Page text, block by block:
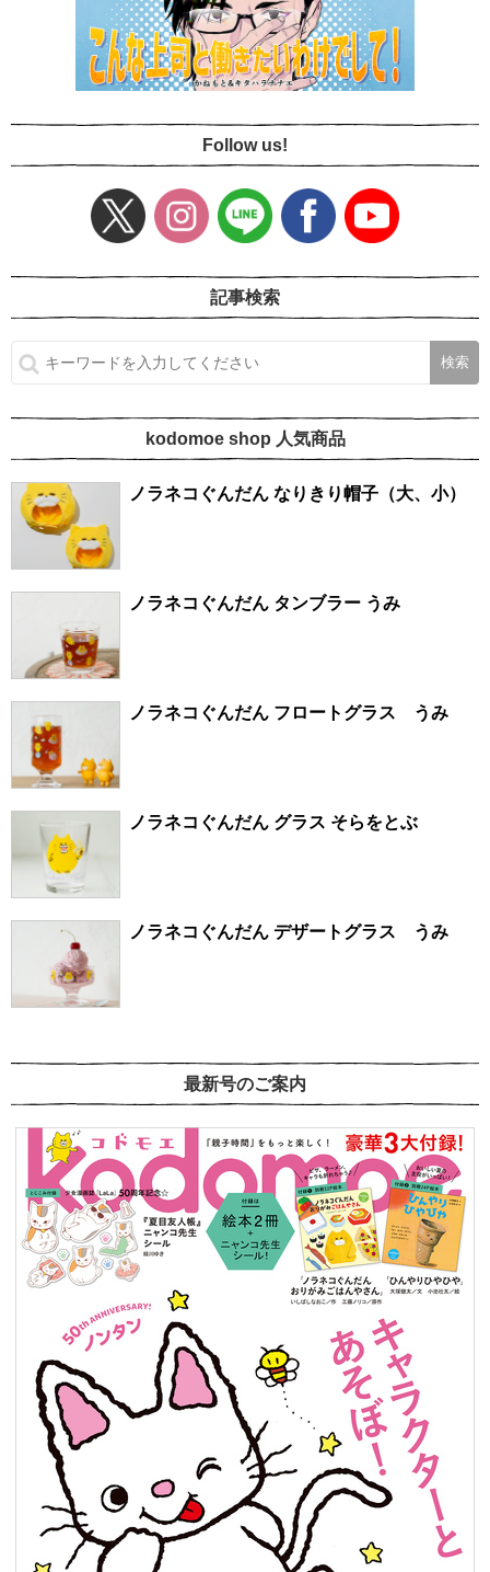
Follow us!
記事検索
kodomoe shop 人気商品
ノラネコぐんだん なりきり帽子（大、小）
ノラネコぐんだん タンブラー うみ
ノラネコぐんだん フロートグラス うみ
ノラネコぐんだん グラス そらをとぶ
ノラネコぐんだん デザートグラス うみ
最新号のご案内